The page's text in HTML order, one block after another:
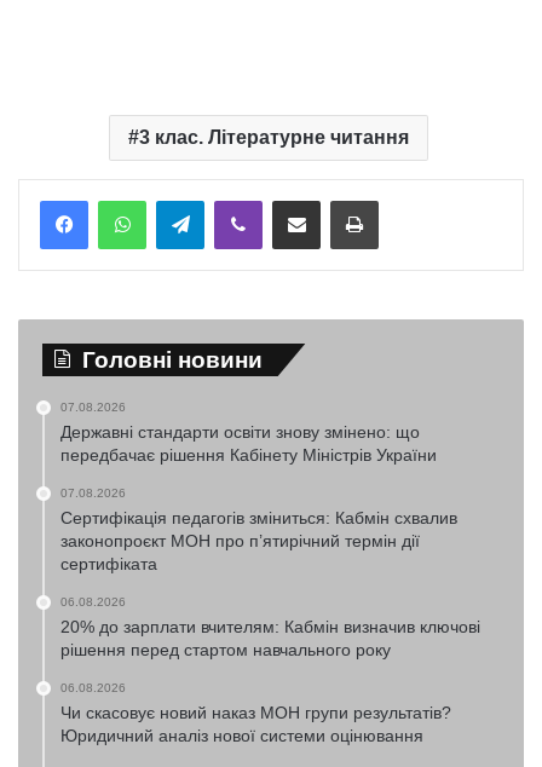
3 клас. Літературне читання
TelegramViber Надіслати електронною поштоюНадрукувати
Головні новини
07.08.2026
Державні стандарти освіти знову змінено: що
передбачає рішення Кабінету Міністрів України
07.08.2026
Сертифікація педагогів зміниться: Кабмін схвалив
законопроєкт МОН про п’ятирічний термін дії
сертифіката
06.08.2026
20% до зарплати вчителям: Кабмін визначив ключові
рішення перед стартом навчального року
06.08.2026
Чи скасовує новий наказ МОН групи результатів?
Юридичний аналіз нової системи оцінювання